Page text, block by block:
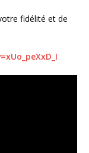
fidélité et de